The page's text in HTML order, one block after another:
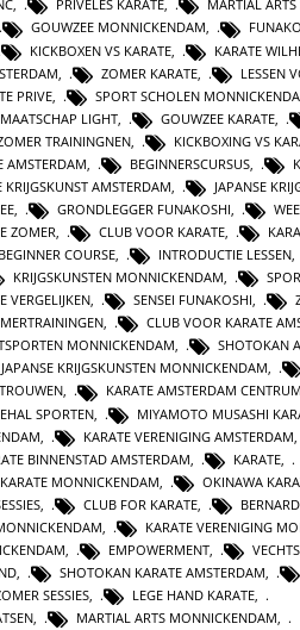
, PRIVELES KARATE, MARTIAL
GOUWZEE MONNICKENDAM,
KICKBOXEN VS KARATE KARATE
ZOMER KARATE LESSEN
PRIVE SPORT SCHOLEN
LIGHT GOUWZEE KARATE
TRAININGNEN KICKBOXING VS
AMSTERDAM BEGINNERSCURSUS
KRIJGSKUNST AMSTERDAM JAPANSE
GRONDLEGGER FUNAKOSHI
ZOMER, CLUB VOOR KARATE,
BEGINNER COURSE, INTRODUCTIE LESSEN,
KRIJGSKUNSTEN MONNICKENDAM,
VERGELIJKEN, SENSEI FUNAKOSHI,
, CLUB VOOR KARATE
MONNICKENDAM, SHOTOKAN
JAPANSE KRIJGSKUNSTEN MONNICKENDAM,
, KARATE AMSTERDAM CENTRUM
SPORTEN MIYAMOTO MUSASHI
KARATE VERENIGING AMSTERDAM
BINNENSTAD AMSTERDAM KARATE
MONNICKENDAM OKINAWA
CLUB FOR KARATE
KARATE VERENIGING
EMPOWERMENT
SHOTOKAN KARATE AMSTERDAM
SESSIES, LEGE HAND KARATE,
, MARTIAL ARTS MONNICKENDAM,